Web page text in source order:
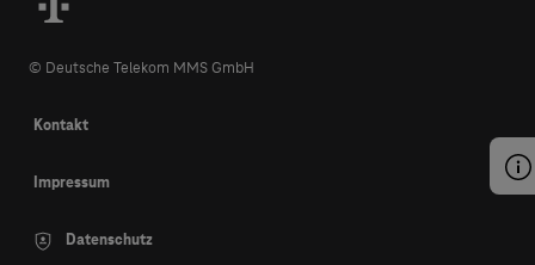
© Deutsche Telekom MMS GmbH
Kontakt
Impressum
Datenschutz